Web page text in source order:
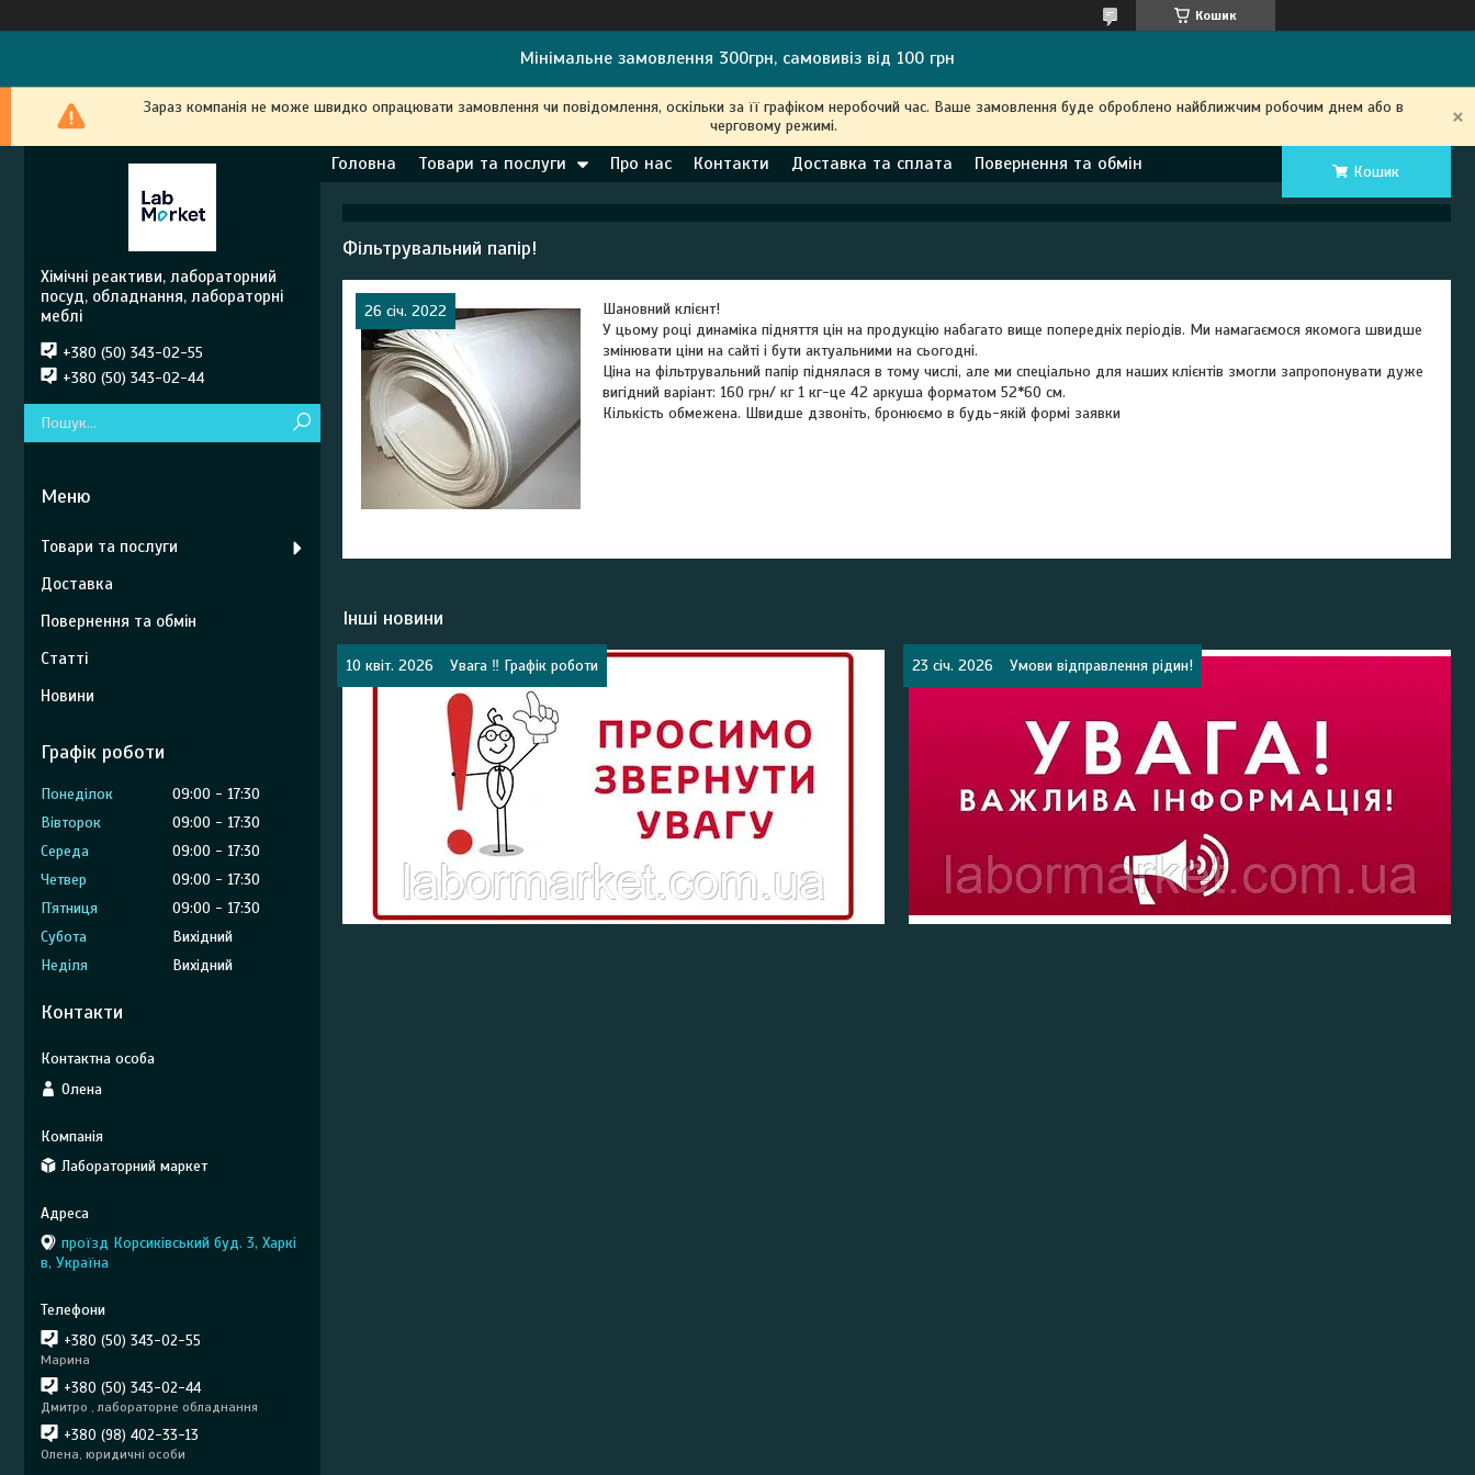
Кошик
Мінімальне замовлення 300грн, самовивіз від 100 грн
Зараз компанія не може швидко опрацювати замовлення чи повідомлення, оскільки за її графіком неробочий час. Ваше замовлення буде оброблено найближчим робочим днем ​​або в
черговому режимі.
Головна Товари та послуги Про нас Контакти Доставка та сплата Повернення та обмін Кошик
Фільтрувальний папір!
26 січ. 2022
Шановний клієнт!
У цьому році динаміка підняття цін на продукцію набагато вище попередніх періодів. Ми намагаємося якомога швидше
змінювати ціни на сайті і бути актуальними на сьогодні.
Ціна на фільтрувальний папір піднялася в тому числі, але ми спеціально для наших клієнтів змогли запропонувати дуже
вигідний варіант: 160 грн/ кг 1 кг-це 42 аркуша форматом 52*60 см.
Кількість обмежена. Швидше дзвоніть, бронюємо в будь-якій формі заявки
Інші новини
10 квіт. 2026 Увага ‼️ Графік роботи 23 січ. 2026 Умови відправлення рідин!
Хімічні реактиви, лабораторний
посуд, обладнання, лабораторні
меблі
+380 (50) 343-02-55
+380 (50) 343-02-44
Товари та послуги
Доставка
Повернення та обмін
Статті
Новини
Графік роботи
Понеділок 09:00
17:30
Вівторок
09:00
17:30
Середа
09:00
17:30
Четвер
09:00
17:30
Пʼятниця
09:00
17:30
Субота
Вихідний
Неділя
Вихідний
Контакти
Олена
Лабораторний маркет
проїзд Корсиківський буд. 3, Харкі
в, Україна
+380 (50) 343-02-55
Марина
+380 (50) 343-02-44
Дмитро , лабораторне обладнання
+380 (98) 402-33-13
Олена, юридичні особи